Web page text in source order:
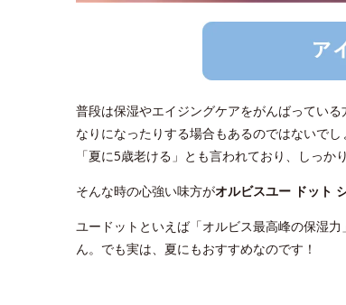
普段は保湿やエイジングケアをがんばってい
なりになったりする場合もあるのではないで
「夏に5歳老ける」とも言われており、しっか
そんな時の心強い味方がオルビスユー ドット
ユードットといえば「オルビス最高峰の保湿
ん。でも実は、夏にもおすすめなのです！